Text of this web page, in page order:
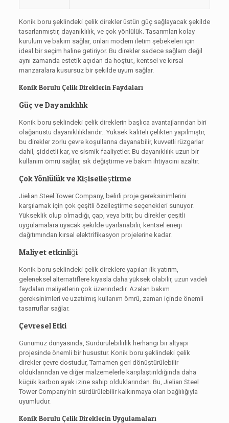
Konik boru şeklindeki çelik direkler üstün güç sağlayacak şekilde
tasarlanmıştır, dayanıklılık, ve çok yönlülük. Tasarımları kolay
kurulum ve bakım sağlar, onları modern iletim şebekeleri için
ideal bir seçim haline getiriyor. Bu direkler sadece sağlam değil
aynı zamanda estetik açıdan da hoştur., kentsel ve kırsal
manzaralara kusursuz bir şekilde uyum sağlar.
Konik Borulu Çelik Direklerin Faydaları
Güç ve Dayanıklılık
Konik boru şeklindeki çelik direklerin başlıca avantajlarından biri
olağanüstü dayanıklılıklarıdır.. Yüksek kaliteli çelikten yapılmıştır,
bu direkler zorlu çevre koşullarına dayanabilir, kuvvetli rüzgarlar
dahil, şiddetli kar, ve sismik faaliyetler. Bu dayanıklılık uzun bir
kullanım ömrü sağlar, sık değiştirme ve bakım ihtiyacını azaltır.
Çok Yönlülük ve Kişiselleştirme
Jielian Steel Tower Company, belirli proje gereksinimlerini
karşılamak için çok çeşitli özelleştirme seçenekleri sunuyor.
Yükseklik olup olmadığı, çap, veya bitir, bu direkler çeşitli
uygulamalara uyacak şekilde uyarlanabilir, kentsel enerji
dağıtımından kırsal elektrifikasyon projelerine kadar.
Maliyet etkinliği
Konik boru şeklindeki çelik direklere yapılan ilk yatırım,
geleneksel alternatiflere kıyasla daha yüksek olabilir, uzun vadeli
faydaları maliyetlerin çok üzerindedir. Azalan bakım
gereksinimleri ve uzatılmış kullanım ömrü, zaman içinde önemli
tasarruflar sağlar.
Çevresel Etki
Günümüz dünyasında, Sürdürülebilirlik herhangi bir altyapı
projesinde önemli bir husustur. Konik boru şeklindeki çelik
direkler çevre dostudur, Tamamen geri dönüştürülebilir
olduklarından ve diğer malzemelerle karşılaştırıldığında daha
küçük karbon ayak izine sahip olduklarından. Bu, Jielian Steel
Tower Company'nin sürdürülebilir kalkınmaya olan bağlılığıyla
uyumludur.
Konik Borulu Çelik Direklerin Uygulamaları